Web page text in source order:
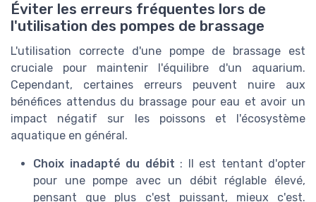
Éviter les erreurs fréquentes lors de
l'utilisation des pompes de brassage
L'utilisation correcte d'une pompe de brassage est
cruciale pour maintenir l'équilibre d'un aquarium.
Cependant, certaines erreurs peuvent nuire aux
bénéfices attendus du brassage pour eau et avoir un
impact négatif sur les poissons et l'écosystème
aquatique en général.
Choix inadapté du débit : Il est tentant d'opter
pour une pompe avec un débit réglable élevé,
pensant que plus c'est puissant, mieux c'est.